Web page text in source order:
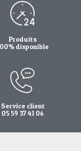
Produits
disponible
Service client
05 59 37 41 06